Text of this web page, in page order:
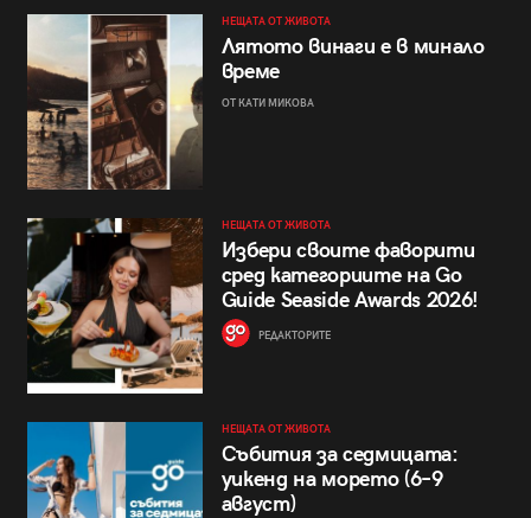
НЕЩАТА ОТ ЖИВОТА
Лятото винаги е в минало
време
ОТ КАТИ МИКОВА
НЕЩАТА ОТ ЖИВОТА
Избери своите фаворити
сред категориите на Go
Guide Seaside Awards 2026!
РЕДАКТОРИТЕ
НЕЩАТА ОТ ЖИВОТА
Събития за седмицата:
уикенд на морето (6–9
август)